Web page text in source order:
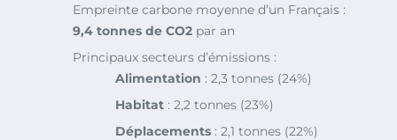
Empreinte carbone moyenne d’un Français :
9,4 tonnes de CO2 par an
Principaux secteurs d’émissions :
Alimentation : 2,3 tonnes (24%)
Habitat : 2,2 tonnes (23%)
Déplacements : 2,1 tonnes (22%)